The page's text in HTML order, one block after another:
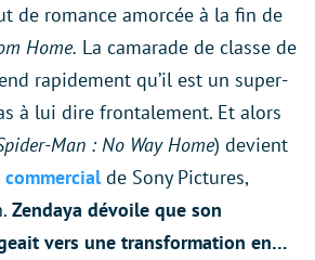
de romance amorcée à la fin de
Home. La camarade de classe de
rapidement qu’il est un super-
à lui dire frontalement. Et alors
Man : No Way Home) devient
commercialde Sony Pictures,
Zendaya dévoile que son
vers une transformation en…